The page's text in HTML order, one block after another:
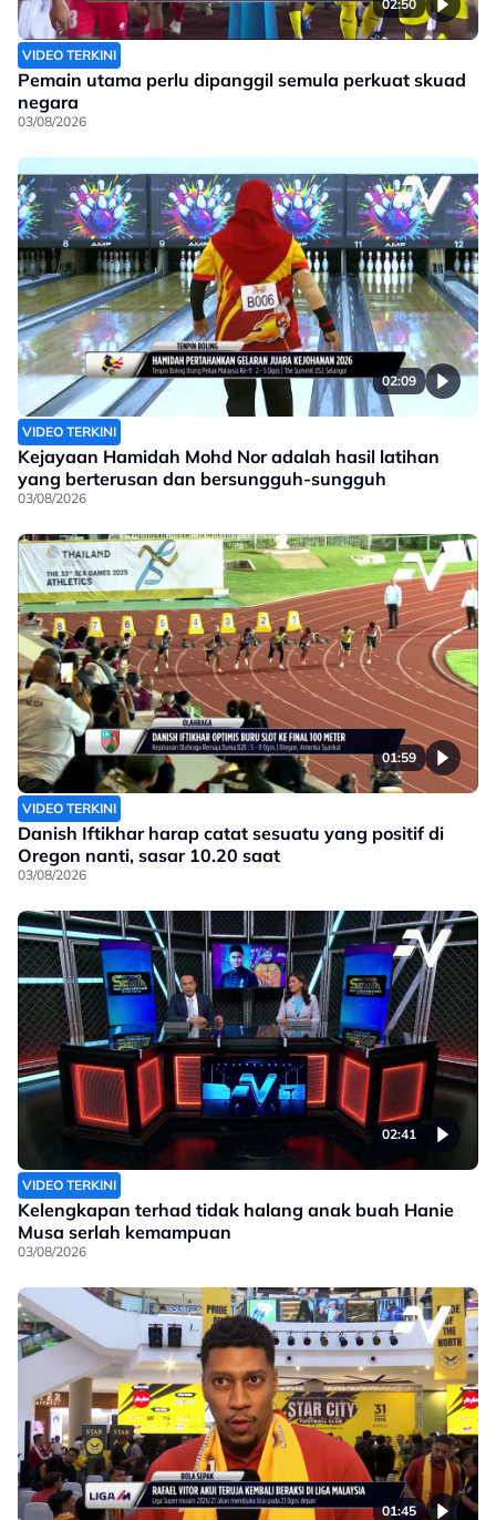
02:50
VIDEO TERKINI
Pemain utama perlu dipanggil semula perkuat skuad
negara
03/08/2026
02:09
VIDEO TERKINI
Kejayaan Hamidah Mohd Nor adalah hasil latihan
yang berterusan dan bersungguh-sungguh
03/08/2026
01:59
VIDEO TERKINI
Danish Iftikhar harap catat sesuatu yang positif di
Oregon nanti, sasar 10.20 saat
03/08/2026
02:41
VIDEO TERKINI
Kelengkapan terhad tidak halang anak buah Hanie
Musa serlah kemampuan
03/08/2026
01:45